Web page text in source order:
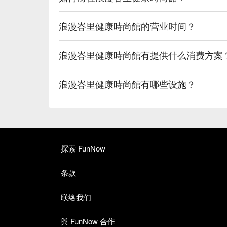
浪漫峇里健康時尚館的营业时间？
浪漫峇里健康時尚館有提供什么消费方案
浪漫峇里健康時尚館有哪些设施？
探索 FunNow
条款
联络我们
與 FunNow 合作